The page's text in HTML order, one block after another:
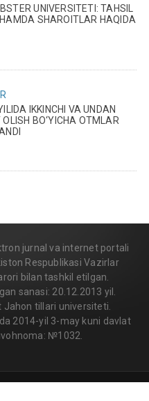
UNIVERSITETI: TAHSIL
SHAROITLAR HAQIDA
IKKINCHI VA UNDAN
OLISH BO‘YICHA OTMLAR
jurnal va internet portali
Respublikasi Vazirlar
bilan tashkil etilgan.
sanasi: 20.12.2013 yil.
Jahon tillari universiteti.
2014-yil 3-may kuni davlat
№1032.